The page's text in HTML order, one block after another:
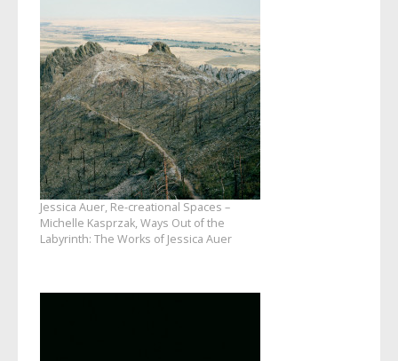
Jessica Auer, Re-creational Spaces –
Michelle Kasprzak, Ways Out of the
Labyrinth: The Works of Jessica Auer